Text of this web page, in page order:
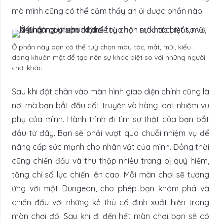
mà mình cũng có thể cảm thấy an ủi được phần nào.
Ở phần này bạn có thể tuỳ chọn màu tóc, mắt, mũi, kiểu
dáng khuôn mặt để tạo nên sự khác biệt so với những người
chơi khác.
Sau khi đặt chân vào màn hình giao diện chính cũng là
nơi mà bạn bắt đầu cốt truyện và hàng loạt nhiệm vụ
phụ của mình. Hành trình đi tìm sự thật của bạn bắt
đầu từ đây. Bạn sẽ phải vượt qua chuỗi nhiệm vụ để
nâng cấp sức mạnh cho nhân vật của mình. Đồng thời
cũng chiến đấu và thu thập nhiều trang bị quý hiếm,
tăng chỉ số lực chiến lên cao. Mỗi màn chơi sẽ tương
ứng với một Dungeon, cho phép bạn khám phá và
chiến đấu với những kẻ thù cố định xuất hiện trong
màn chơi đó. Sau khi đi đến hết màn chơi bạn sẽ có